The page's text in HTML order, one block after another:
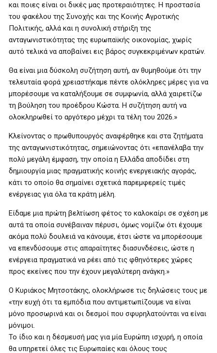
και ποιες είναι οι δικές μας προτεραιότητες. Η προστασία
του φακέλου της Συνοχής και της Κοινής Αγροτικής
Πολιτικής, αλλά και η συνολική στήριξη της
ανταγωνιστικότητας της ευρωπαϊκής οικονομίας, χωρίς
αυτό τελικά να αποβαίνει εις βάρος συγκεκριμένων κρατών.
Θα είναι μια δύσκολη συζήτηση αυτή, αν θυμηθούμε ότι την
τελευταία φορά χρειαστήκαμε πέντε ολόκληρες μέρες για να
μπορέσουμε να καταλήξουμε σε συμφωνία, αλλά χαιρετίζω
τη βούληση του προέδρου Κώστα. Η συζήτηση αυτή να
ολοκληρωθεί το αργότερο μέχρι τα τέλη του 2026.»
Κλείνοντας ο πρωθυπουργός αναφέρθηκε και στα ζητήματα
της ανταγωνιστικότητας, σημειώνοντας ότι «επανέλαβα την
πολύ μεγάλη έμφαση, την οποία η Ελλάδα αποδίδει στη
δημιουργία μιας πραγματικής κοινής ενεργειακής αγοράς,
κάτι το οποίο θα σημαίνει σχετικά παρεμφερείς τιμές
ενέργειας για όλα τα κράτη μέλη.
Είδαμε μια πρώτη βελτίωση φέτος το καλοκαίρι σε σχέση με
αυτά τα οποία συνέβαιναν πέρυσι, όμως νομίζω ότι έχουμε
ακόμα πολύ δουλειά να κάνουμε, έτσι ώστε να μπορέσουμε
να επενδύσουμε στις απαραίτητες διασυνδέσεις, ώστε η
ενέργεια πραγματικά να ρέει από τις φθηνότερες χώρες
προς εκείνες που την έχουν μεγαλύτερη ανάγκη.»
Ο Κυριάκος Μητσοτάκης, ολοκλήρωσε τις δηλώσεις τους με
«την ευχή ότι τα εμπόδια που αντιμετωπίζουμε να είναι
μόνο προσωρινά και οι δεσμοί που σφυρηλατούνται να είναι
μόνιμοι.
Το ίδιο και η δέσμευσή μας για μία Ευρώπη ισχυρή, η οποία
θα υπηρετεί όλες τις Ευρωπαίες και όλους τους